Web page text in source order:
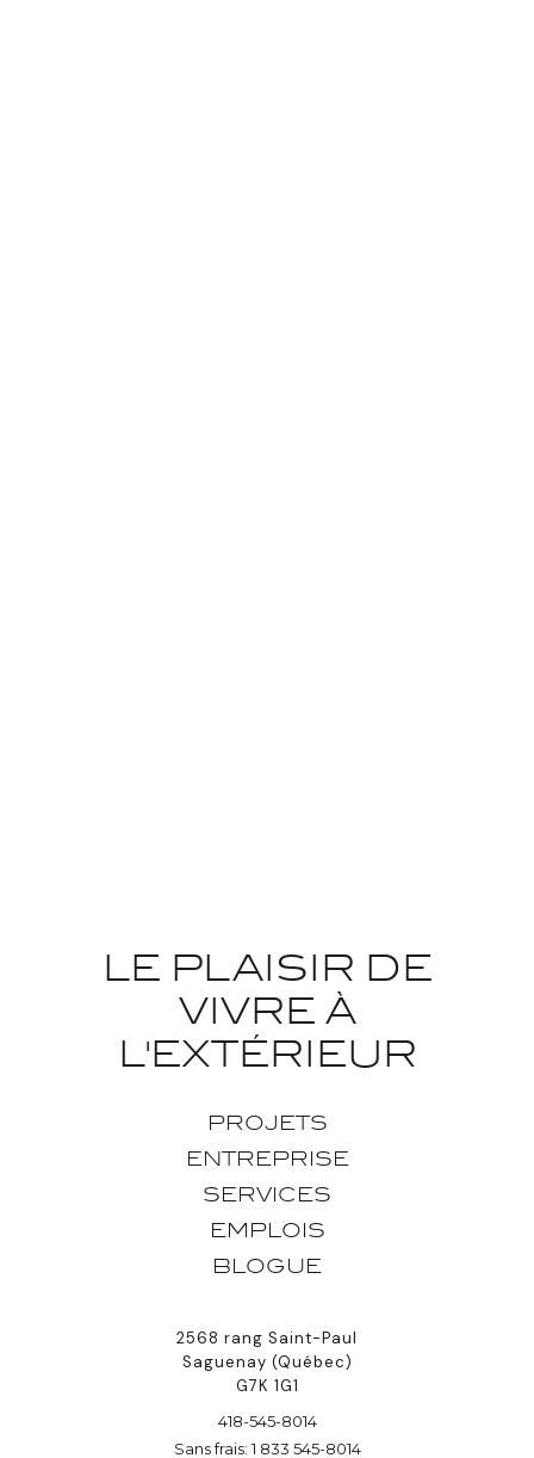
LE PLAISIR DE
VIVRE À
L'EXTÉRIEUR
PROJETS
ENTREPRISE
SERVICES
EMPLOIS
BLOGUE
2568 rang Saint-Paul
Saguenay (Québec)
G7K 1G1
418-545-8014
Sans frais: 1 833 545-8014